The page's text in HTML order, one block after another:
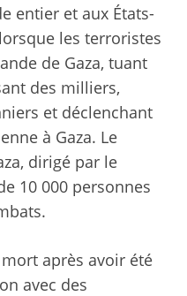
entier et aux États-
les terroristes
de Gaza, tuant
des milliers,
et déclenchant
à Gaza. Le
dirigé par le
10 000 personnes
après avoir été
avec des